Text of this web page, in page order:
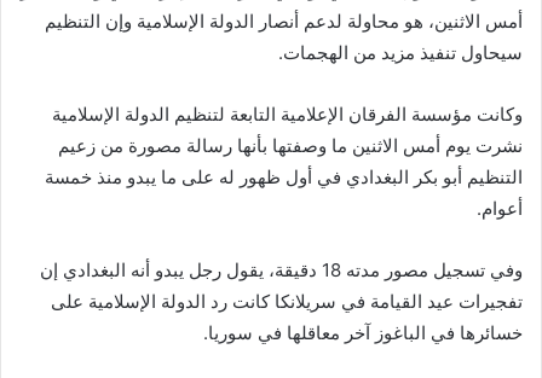
أمس الاثنين، هو محاولة لدعم أنصار الدولة الإسلامية وإن التنظيم
سيحاول تنفيذ مزيد من الهجمات.
وكانت مؤسسة الفرقان الإعلامية التابعة لتنظيم الدولة الإسلامية
نشرت يوم أمس الاثنين ما وصفتها بأنها رسالة مصورة من زعيم
التنظيم أبو بكر البغدادي في أول ظهور له على ما يبدو منذ خمسة
أعوام.
وفي تسجيل مصور مدته 18 دقيقة، يقول رجل يبدو أنه البغدادي إن
تفجيرات عيد القيامة في سريلانكا كانت رد الدولة الإسلامية على
خسائرها في الباغوز آخر معاقلها في سوريا.